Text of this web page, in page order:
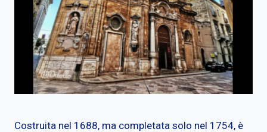
Costruita nel 1688, ma completata solo nel 1754, è